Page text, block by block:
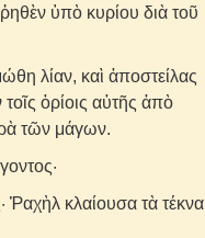
ὑπὸ κυρίου διὰ τοῦ
λίαν, καὶ ἀποστείλας
ὁρίοις αὐτῆς ἀπὸ
τῶν μάγων.
κλαίουσα τὰ τέκνα